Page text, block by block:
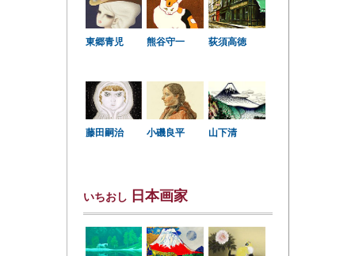
東郷青児 熊谷守一 荻須高徳
藤田嗣治 小磯良平 山下清
いちおし 日本画家